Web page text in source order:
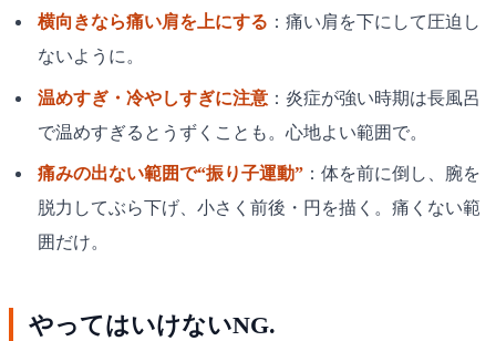
横向きなら痛い肩を上にする ：痛い肩を下にして圧迫し
ないように。
温めすぎ・冷やしすぎに注意：炎症が強い時期は長風呂
で温めすぎるとうずくことも。心地よい範囲で。
痛みの出ない範囲で“振り子運動”：体を前に倒し、腕を
脱力してぶら下げ、小さく前後・円を描く。痛くない範
囲だけ。
やってはいけないNG.